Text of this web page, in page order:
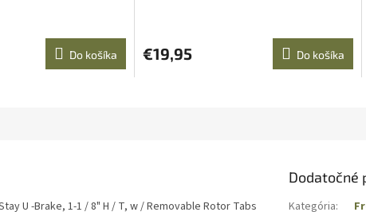
Do košíka €19,95 Do košíka
U -Brake, 1-1 / 8" H / T, w / Removable Rotor Tabs
Dodatočné
Kategória: